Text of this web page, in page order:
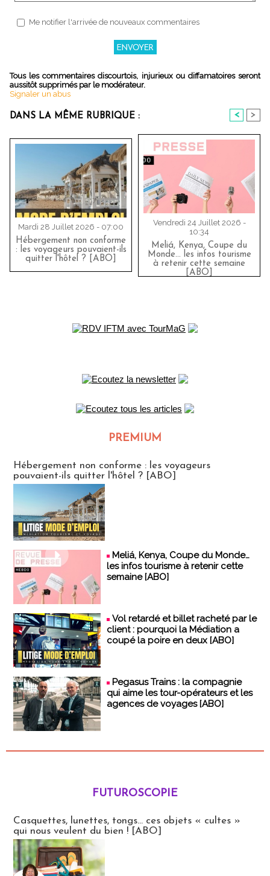
Me notifier l'arrivée de nouveaux commentaires
Tous les commentaires discourtois, injurieux ou diffamatoires seront
aussitôt supprimés par le modérateur.
Signaler un abus
DANS LA MÊME RUBRIQUE : < >
Mardi 28 Juillet 2026 - 07:00
Hébergement non conforme
: les voyageurs pouvaient-ils
quitter l'hôtel ? [ABO]
Vendredi 24 Juillet 2026 -
10:34
Meliá, Kenya, Coupe du
Monde… les infos tourisme
à retenir cette semaine
[ABO]
PREMIUM
Hébergement non conforme : les voyageurs
pouvaient-ils quitter l'hôtel ? [ABO]
Meliá, Kenya, Coupe du Monde…
les infos tourisme à retenir cette
semaine [ABO]
Vol retardé et billet racheté par le
client : pourquoi la Médiation a
coupé la poire en deux [ABO]
Pegasus Trains : la compagnie
qui aime les tour-opérateurs et les
agences de voyages [ABO]
FUTUROSCOPIE
Casquettes, lunettes, tongs... ces objets « cultes »
qui nous veulent du bien ! [ABO]